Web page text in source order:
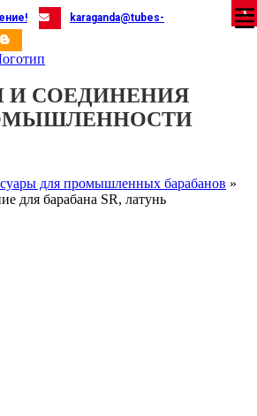
karaganda@tubes-
И СОЕДИНЕНИЯ
для промышленных барабанов »
для барабана SR, латунь
X
X
X
X
X
X
X
X
X
X
X
X
X
X
X
X
X
X
X